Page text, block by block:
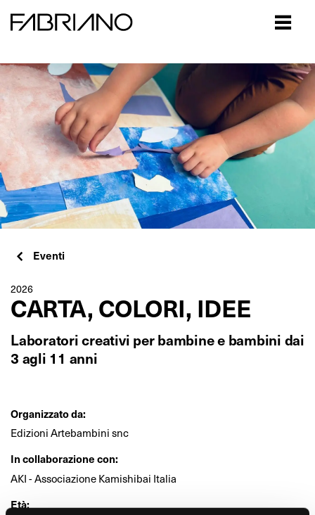
Eventi
2026
CARTA, COLORI, IDEE
Laboratori creativi per bambine e bambini dai
3 agli 11 anni
Organizzato da:
Edizioni Artebambini snc
In collaborazione con:
AKI - Associazione Kamishibai Italia
Età: